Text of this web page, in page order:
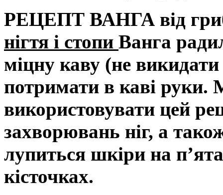
РЕЦЕПТ ВАНГА від
нігтя і стопи Ванга
міцну каву (не викидати
потримати в каві
використовувати цей
захворювань ніг, а
лупиться шкіри на
кісточках.